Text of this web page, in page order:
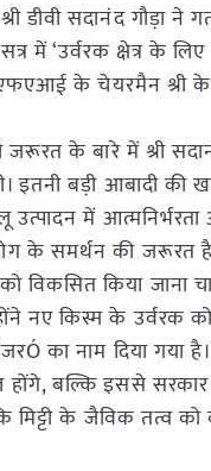
डीवी सदानंद गौड़ा
में ‘उर्वरक क्षेत्र के
के चेयरमैन श्री
के बारे में श्री
बड़ी आबादी की
उत्पादन में
के समर्थन की जरूरत
विकसित किया जाना
नए किस्म के
का नाम दिया
बल्कि इससे
के जैविक तत्व